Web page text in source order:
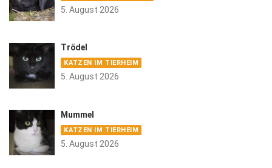
5. August 2026
Trödel
KATZEN IM TIERHEIM
5. August 2026
Mummel
KATZEN IM TIERHEIM
5. August 2026